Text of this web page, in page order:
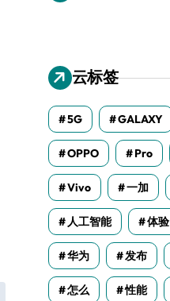
云标签
5G GALAXY
OPPO Pro
Vivo 一加
人工智能 体验
华为 发布
怎么 性能